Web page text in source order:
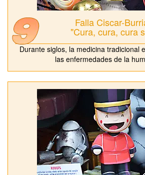
Falla Ciscar-
"Cura, cura, cura
Durante siglos, la medicina tradicional
las enfermedades de la